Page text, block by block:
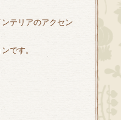
テリアのアクセン
です。